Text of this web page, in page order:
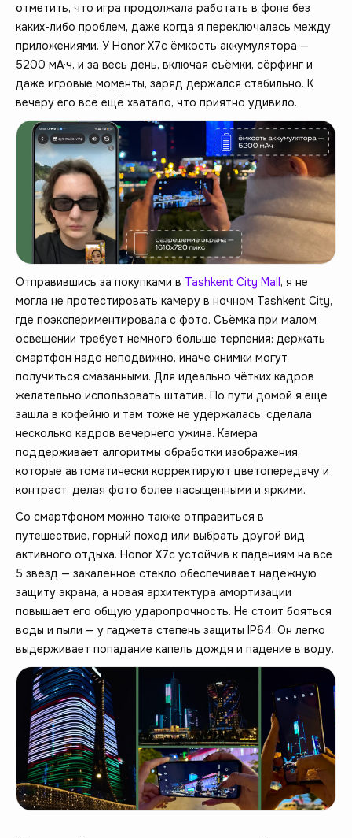
отметить, что игра продолжала работать в фоне без
каких-либо проблем, даже когда я переключалась между
приложениями. У Honor X7c ёмкость аккумулятора —
5200 мА·ч, и за весь день, включая съёмки, сёрфинг и
даже игровые моменты, заряд держался стабильно. К
вечеру его всё ещё хватало, что приятно удивило.
Отправившись за покупками в Tashkent City Mall, я не
могла не протестировать камеру в ночном Tashkent City,
где поэкспериментировала с фото. Съёмка при малом
освещении требует немного больше терпения: держать
смартфон надо неподвижно, иначе снимки могут
получиться смазанными. Для идеально чётких кадров
желательно использовать штатив. По пути домой я ещё
зашла в кофейню и там тоже не удержалась: сделала
несколько кадров вечернего ужина. Камера
поддерживает алгоритмы обработки изображения,
которые автоматически корректируют цветопередачу и
контраст, делая фото более насыщенными и яркими.
Со смартфоном можно также отправиться в
путешествие, горный поход или выбрать другой вид
активного отдыха. Honor X7c устойчив к падениям на все
5 звёзд — закалённое стекло обеспечивает надёжную
защиту экрана, а новая архитектура амортизации
повышает его общую ударопрочность. Не стоит бояться
воды и пыли — у гаджета степень защиты IP64. Он легко
выдерживает попадание капель дождя и падение в воду.